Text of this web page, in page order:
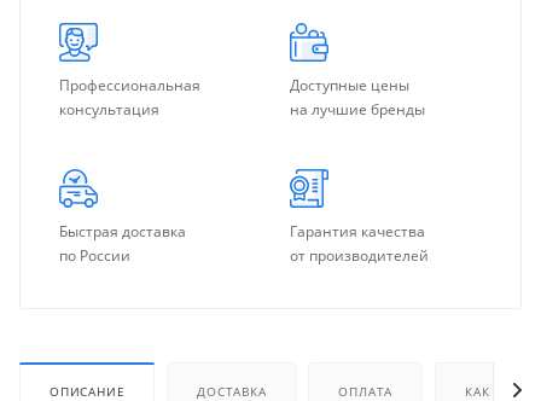
Профессиональная
консультация
Доступные цены
на лучшие бренды
Быстрая доставка
по России
Гарантия качества
от производителей
ОПИСАНИЕ ДОСТАВКА ОПЛАТА КАК